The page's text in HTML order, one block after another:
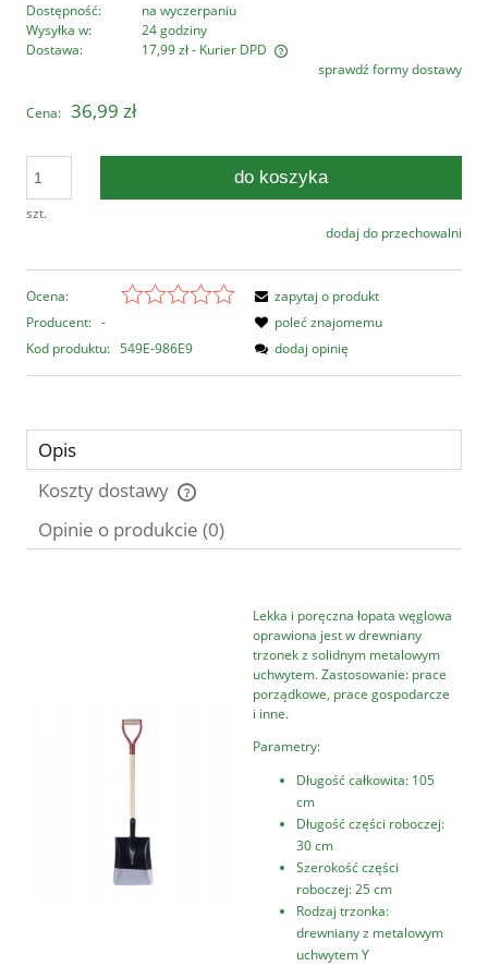
Dostępność:
na wyczerpaniu
Wysyłka w:
24 godziny
Dostawa:
17,99 zł- Kurier DPD
Cena nie zawiera ewentualnych kosztów płatnościsprawdź formy dostawy
Cena: 36,99 zł
szt.
do koszyka
dodaj do przechowalni
Ocena:
Producent: -
Kod produktu: 549E-986E9
zapytaj o produkt
poleć znajomemu
dodaj opinię
Opis
Koszty dostawy
Cena nie zawiera ewentualnych kosztów płatności
Opinie o produkcie (0)
Lekka i poręczna łopata węglowa
oprawiona jest w drewniany
trzonek z solidnym metalowym
uchwytem. Zastosowanie: prace
porządkowe, prace gospodarcze
i inne.
Parametry:
Długość całkowita: 105
cm
Długość części roboczej:
30 cm
Szerokość części
roboczej: 25 cm
Rodzaj trzonka:
drewniany z metalowym
uchwytem Y